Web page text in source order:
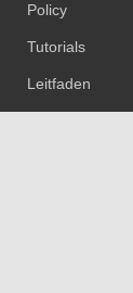
Policy
Tutorials
Leitfaden